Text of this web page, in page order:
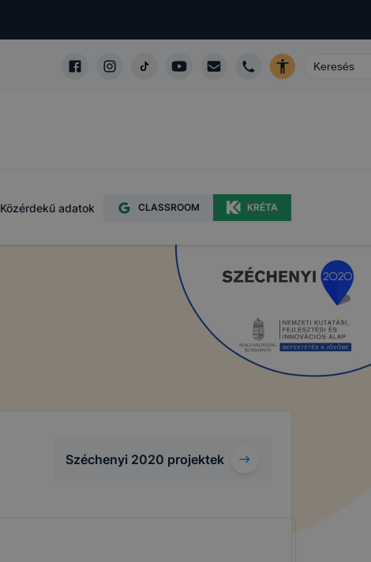
Közérdekű adatok CLASSROOM KRÉTA
Széchenyi 2020 projektek